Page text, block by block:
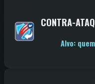
CONTRA-
Alvo: